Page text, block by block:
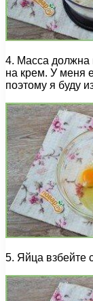
4. Масса должна
на крем. У меня
поэтому я буду
5. Яйца взбейте